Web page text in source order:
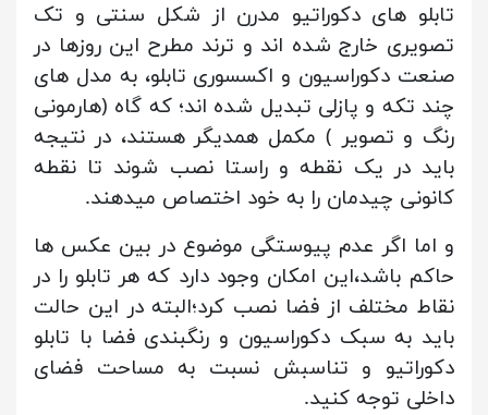
تابلو های دکوراتیو مدرن از شکل سنتی و تک
تصویری خارج شده اند و ترند مطرح این روزها در
صنعت دکوراسیون و اکسسوری تابلو، به مدل های
چند تکه و پازلی تبدیل شده اند؛ که گاه (هارمونی
رنگ و تصویر ) مکمل همدیگر هستند، در نتیجه
باید در یک نقطه و راستا نصب شوند تا نقطه
کانونی چیدمان را به خود اختصاص میدهند.
و اما اگر عدم پیوستگی موضوع در بین عکس ها
حاکم باشد،این امکان وجود دارد که هر تابلو را در
نقاط مختلف از فضا نصب کرد؛البته در این حالت
باید به سبک دکوراسیون و رنگبندی فضا با تابلو
دکوراتیو و تناسبش نسبت به مساحت فضای
داخلی توجه کنید.